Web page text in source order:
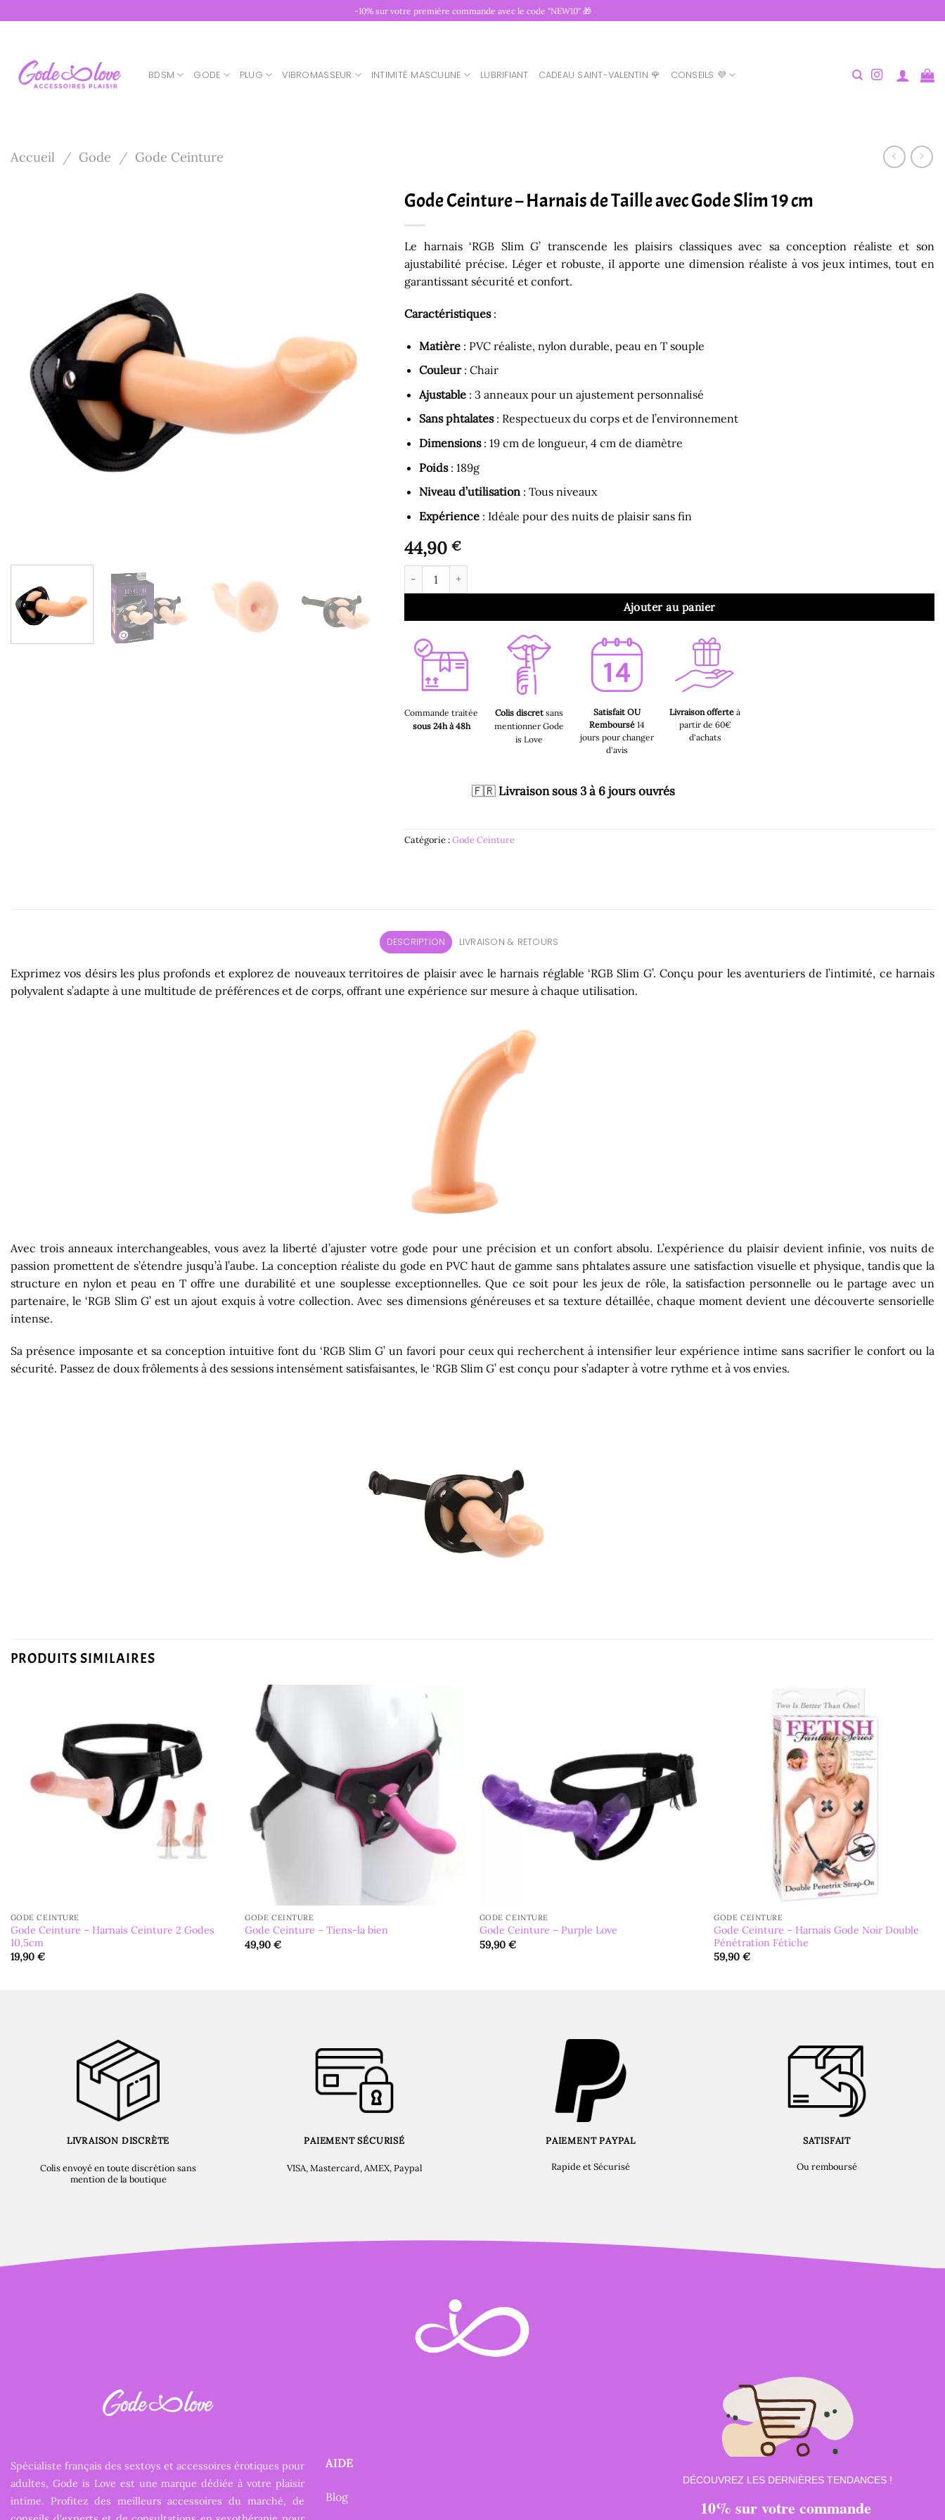
au
-10% sur votre première commande avec le code "NEW10" 🎁
BDSM GODE PLUG VIBROMASSEUR INTIMITÉ MASCULINE LUBRIFIANT CADEAU SAINT-VALENTIN 🌹 CONSEILS 💜
Accueil / Gode / Gode Ceinture
Gode Ceinture – Harnais de Taille avec Gode Slim 19 cm
Le harnais ‘RGB Slim G’ transcende les plaisirs classiques avec sa conception réaliste et son
ajustabilité précise. Léger et robuste, il apporte une dimension réaliste à vos jeux intimes, tout en
garantissant sécurité et confort.
Caractéristiques:
Matière: PVC réaliste, nylon durable, peau en T souple
Couleur: Chair
Ajustable: 3 anneaux pour un ajustement personnalisé
Sans phtalates: Respectueux du corps et de l’environnement
Dimensions: 19 cm de longueur, 4 cm de diamètre
Poids: 189g
Niveau d’utilisation: Tous niveaux
Expérience: Idéale pour des nuits de plaisir sans fin
44,90 €
Ajouter au panier
Commande traitée
sous 24h à 48h
Colis discret sans
mentionner Gode
is Love
Satisfait OU
Remboursé 14
jours pour changer
d'avis
Livraison offerte à
partir de 60€
d'achats
🇫🇷 Livraison sous 3 à 6 jours ouvrés
Catégorie :Gode Ceinture
DESCRIPTION LIVRAISON & RETOURS
Exprimez vos désirs les plus profonds et explorez de nouveaux territoires de plaisir avec le harnais réglable ‘RGB Slim G’. Conçu pour les aventuriers de l’intimité, ce harnais
polyvalent s’adapte à une multitude de préférences et de corps, offrant une expérience sur mesure à chaque utilisation.
Avec trois anneaux interchangeables, vous avez la liberté d’ajuster votre gode pour une précision et un confort absolu. L’expérience du plaisir devient infinie, vos nuits de
passion promettent de s’étendre jusqu’à l’aube. La conception réaliste du gode en PVC haut de gamme sans phtalates assure une satisfaction visuelle et physique, tandis que la
structure en nylon et peau en T offre une durabilité et une souplesse exceptionnelles. Que ce soit pour les jeux de rôle, la satisfaction personnelle ou le partage avec un
partenaire, le ‘RGB Slim G’ est un ajout exquis à votre collection. Avec ses dimensions généreuses et sa texture détaillée, chaque moment devient une découverte sensorielle
intense.
Sa présence imposante et sa conception intuitive font du ‘RGB Slim G’ un favori pour ceux qui recherchent à intensifier leur expérience intime sans sacrifier le confort ou la
sécurité. Passez de doux frôlements à des sessions intensément satisfaisantes, le ‘RGB Slim G’ est conçu pour s’adapter à votre rythme et à vos envies.
PRODUITS SIMILAIRES
GODE CEINTURE
Gode Ceinture – Harnais Ceinture 2 Godes
10,5cm
19,90 €
GODE CEINTURE
Gode Ceinture – Tiens-la bien
49,90€
GODE CEINTURE
Gode Ceinture – Purple Love
59,90 €
GODE CEINTURE
Gode Ceinture – Harnais Gode Noir Double
Pénétration Fétiche
59,90€
LIVRAISON DISCRÈTE
Colis envoyé en toute discrétion sans
mention de la boutique
PAIEMENT SÉCURISÉ
VISA, Mastercard, AMEX, Paypal
PAIEMENT PAYPAL
Rapide et Sécurisé
SATISFAIT
Ou remboursé
Spécialiste français des sextoys et accessoires érotiques pour
adultes, Gode is Love est une marque dédiée à votre plaisir
intime. Profitez des meilleurs accessoires du marché, de
AIDE
Blog
DÉCOUVREZ LES DERNIÈRES TENDANCES !
10% sur votre commande